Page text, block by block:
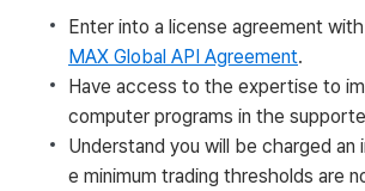
Enter into a license agreement
MAX Global API Agreement.
Have access to the expertise to
computer programs in the
Understand you will be charged
e minimum trading thresholds are